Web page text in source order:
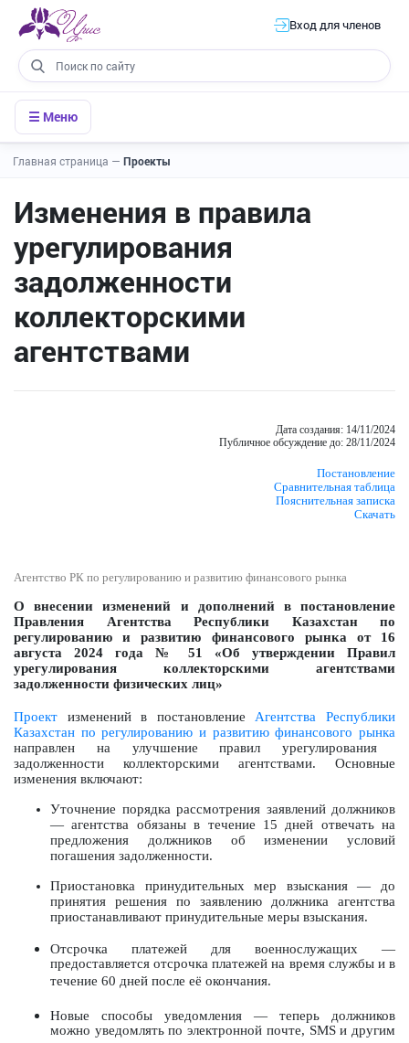
Вход для членов
☰ Меню
Главная страница — Проекты
Изменения в правила
урегулирования
задолженности
коллекторскими
агентствами
Дата создания: 14/11/2024
Публичное обсуждение до: 28/11/2024
Постановление
Сравнительная таблица
Пояснительная записка
Скачать
Агентство РК по регулированию и развитию финансового рынка
О внесении изменений и дополнений в постановление
Правления Агентства Республики Казахстан по
регулированию и развитию финансового рынка от 16
августа 2024 года № 51 «Об утверждении Правил
урегулирования коллекторскими агентствами
задолженности физических лиц»
Проект изменений в постановление Агентства Республики
Казахстан по регулированию и развитию финансового рынка
направлен на улучшение правил урегулирования
задолженности коллекторскими агентствами. Основные
изменения включают:
Уточнение порядка рассмотрения заявлений должников
— агентства обязаны в течение 15 дней отвечать на
предложения должников об изменении условий
погашения задолженности.
Приостановка принудительных мер взыскания — до
принятия решения по заявлению должника агентства
приостанавливают принудительные меры взыскания.
Отсрочка платежей для военнослужащих —
предоставляется отсрочка платежей на время службы и в
течение 60 дней после её окончания.
Новые способы уведомления — теперь должников
можно уведомлять по электронной почте, SMS и другим